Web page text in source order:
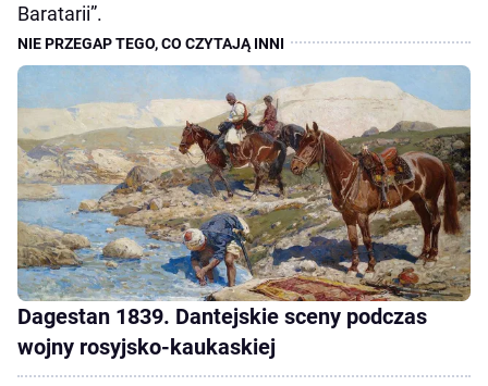
Baratarii”.
Dagestan 1839. Dantejskie sceny podczas
wojny rosyjsko-kaukaskiej